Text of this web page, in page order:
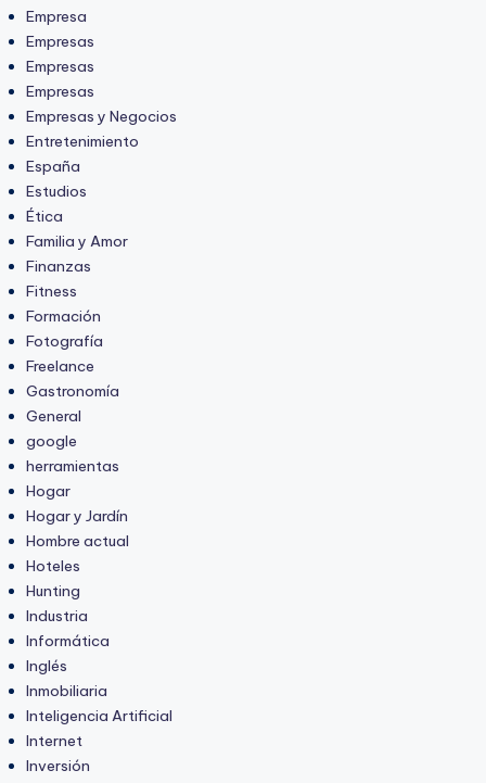
Empresa
Empresas
Empresas
Empresas
Empresas y Negocios
Entretenimiento
España
Estudios
Ética
Familia y Amor
Finanzas
Fitness
Formación
Fotografía
Freelance
Gastronomía
General
google
herramientas
Hogar
Hogar y Jardín
Hombre actual
Hoteles
Hunting
Industria
Informática
Inglés
Inmobiliaria
Inteligencia Artificial
Internet
Inversión